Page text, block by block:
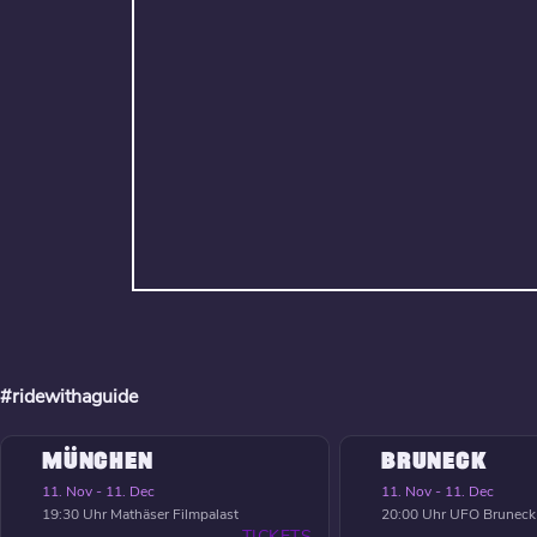
#ridewithaguide
MÜNCHEN
11. Nov - 11. Dec
19:30 Uhr Mathäser Filmpalast
BRUNECK
11. Nov - 11. Dec
20:00 Uhr UFO Bruneck